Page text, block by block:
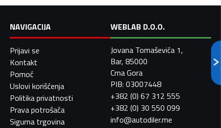
NAVIGACIJA
Prijavi se
Kontakt
Pomoć
Uslovi korišćenja
Politika privatnosti
Prava potrošača
Sigurna trgovina
WEBLAB D.O.O.
Jovana Tomaševića 1,
Bar, 85000
Crna Gora
PIB: 03007448
+382 (0) 67 312 555
+382 (0) 30 550 099
info@autodiler.me